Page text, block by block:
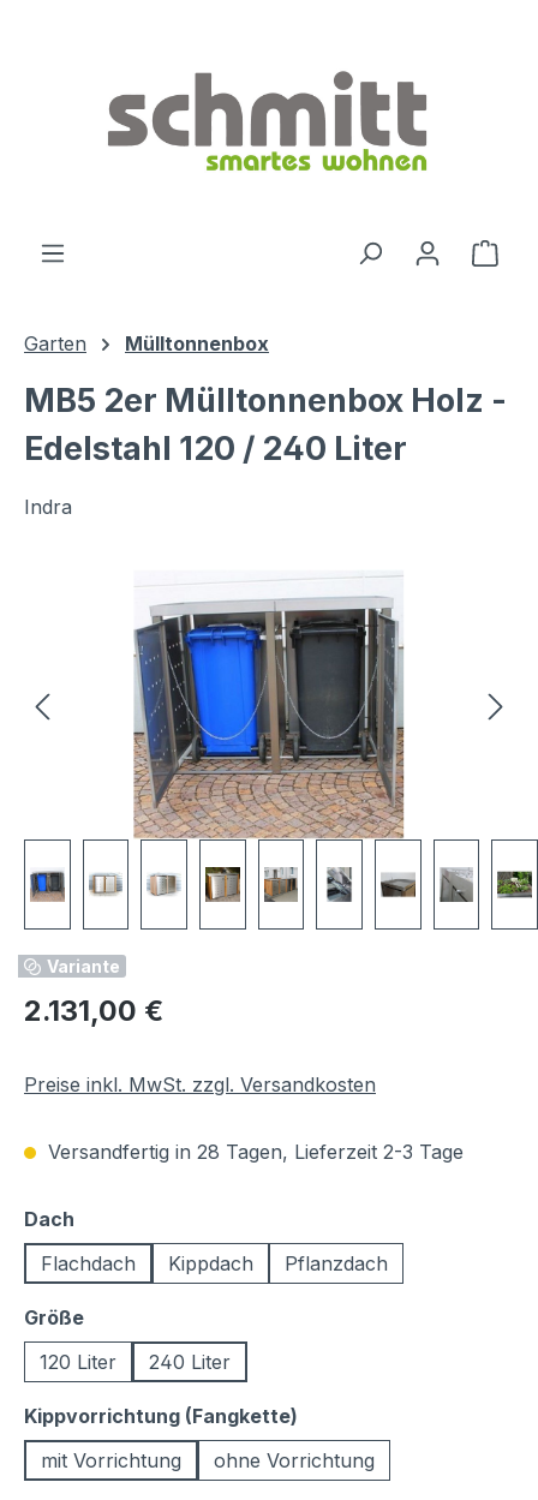
Garten Mülltonnenbox
MB5 2er Mülltonnenbox Holz -
Edelstahl 120 / 240 Liter
Indra
Variante
Regulärer Preis:
2.131,00 €
Preise inkl. MwSt. zzgl. Versandkosten
Versandfertig in 28 Tagen, Lieferzeit 2-3 Tage
Dach
Flachdach
Kippdach Pflanzdach
Größeauswählen
120 Liter
240 Liter
Kippvorrichtung (Fangkette)
mit Vorrichtung
ohne Vorrichtung